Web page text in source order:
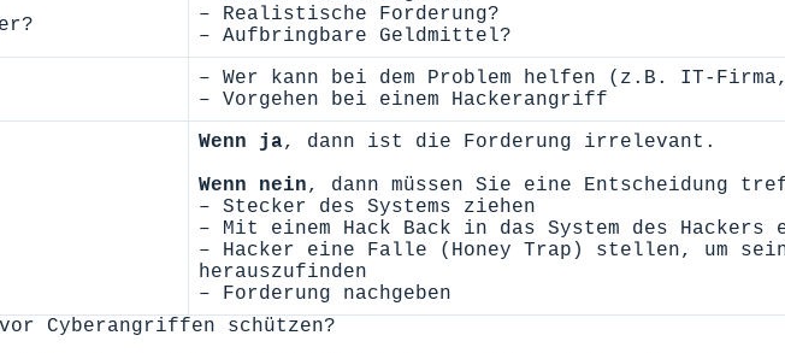
– Realistische Forderung?
– Aufbringbare Geldmittel?
– Wer kann bei dem Problem helfen (z.B. IT-
– Vorgehen bei einem Hackerangriff
Wenn ja, dann ist die Forderung irrelevant.
Wenn nein, dann müssen Sie eine Entscheidung
– Stecker des Systems ziehen
– Mit einem Hack Back in das System des Hackers
– Hacker eine Falle (Honey Trap) stellen, um
herauszufinden
– Forderung nachgeben
Cyberangriffen schützen?